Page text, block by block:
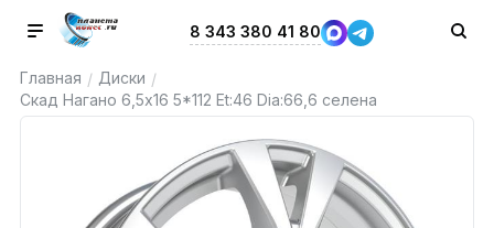
8 343 380 41 80
Главная / Диски /
Скад Нагано 6,5x16 5*112 Et:46 Dia:66,6 селена